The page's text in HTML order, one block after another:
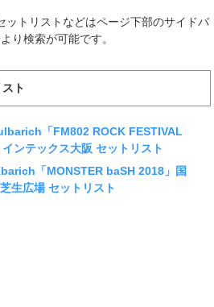
ットリストなどはページ下部のサイドバ
り検索が可能です。
ト
「FM802 ROCK FESTIVAL
ンテックス大阪 セットリスト
「MONSTER baSH 2018」国
生広場 セットリスト